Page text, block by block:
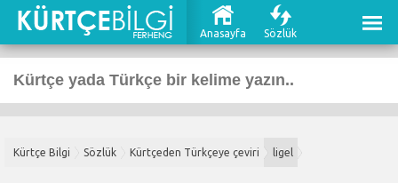
Anasayfa Sözlük
Kürtçe Bilgi Sözlük Kürtçeden Türkçeye çeviri ligel